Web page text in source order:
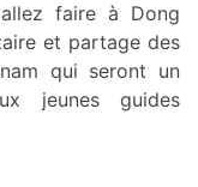
faire à Dong
et partage des
qui seront un
jeunes guides